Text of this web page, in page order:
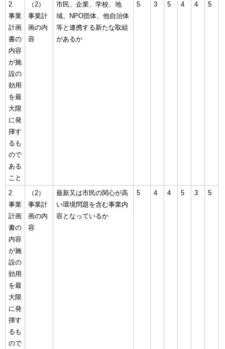
2
事業
計画
書の
内容
が施
設の
効用
を最
大限
に発
揮す
るも
ので
ある
こと
（2）
事業計
画の内
容
市民、企業、学校、地
域、NPO団体、他自治体
等と連携する新たな取組
があるか
5 3 5 4 4 5
2
事業
計画
書の
内容
が施
設の
効用
を最
大限
に発
揮す
るも
ので
（2）
事業計
画の内
容
最新又は市民の関心が高
い環境問題を含む事業内
容となっているか
5 4 4 5 3 5